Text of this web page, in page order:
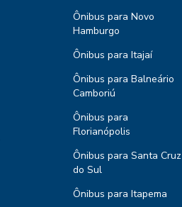
Ônibus para Novo
Hamburgo
Ônibus para Itajaí
Ônibus para Balneário
Camboriú
Ônibus para
Florianópolis
Ônibus para Santa Cruz
do Sul
Ônibus para Itapema